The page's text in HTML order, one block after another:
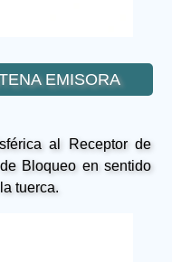
EMISORA
al Receptor de
Bloqueo en sentido
tuerca.